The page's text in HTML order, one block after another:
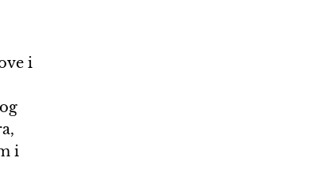
i
i